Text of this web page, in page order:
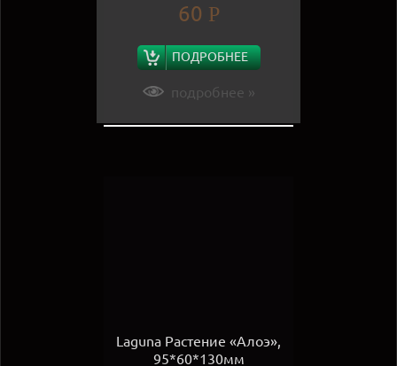
60 Р
ПОДРОБНЕЕ
подробнее »
Laguna Растение «Алоэ»,
95*60*130мм